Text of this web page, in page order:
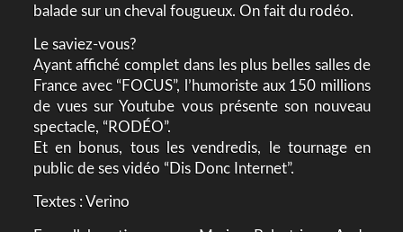
balade sur un cheval fougueux. On fait du rodéo.
Le saviez-vous?
Ayant affiché complet dans les plus belles salles de
France avec “FOCUS”, l’humoriste aux 150 millions
de vues sur Youtube vous présente son nouveau
spectacle, “RODÉO”.
Et en bonus, tous les vendredis, le tournage en
public de ses vidéo “Dis Donc Internet”.
Textes : Verino